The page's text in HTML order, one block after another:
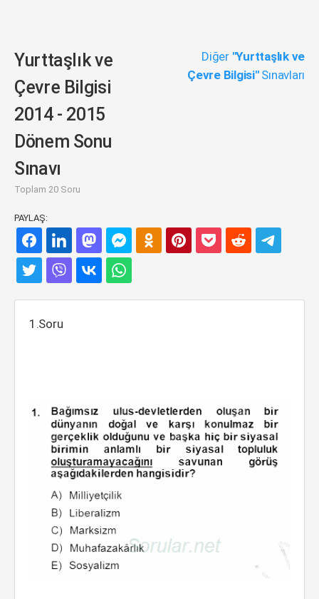
Yurttaşlık ve
Çevre Bilgisi
2014 - 2015
Dönem Sonu
Sınavı
Toplam 20 Soru
Diğer "Yurttaşlık ve
Çevre Bilgisi"Sınavları
PAYLAŞ:
1.Soru